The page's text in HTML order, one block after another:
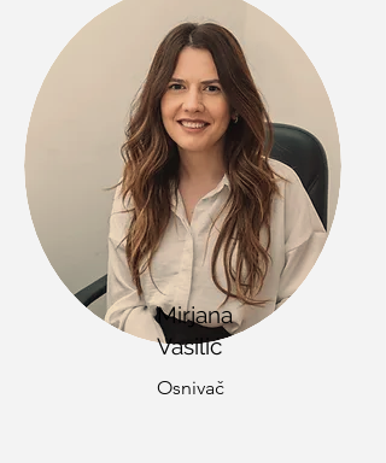
Mirjana
Vasilić
Osnivač